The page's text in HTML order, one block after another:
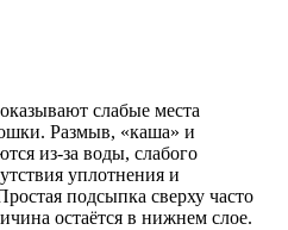
слабые места
Размыв, «каша» и
из-за воды, слабого
уплотнения и
подсыпка сверху часто
остаётся в нижнем слое.